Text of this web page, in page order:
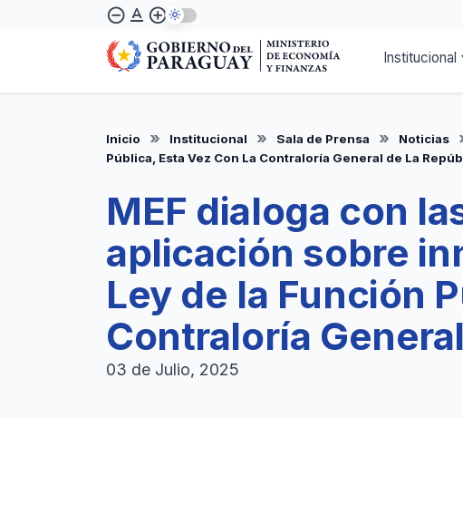
remove_circle_outline text_format add_circle_outline
Institucional
Inicio Institucional Sala de Prensa Noticias
Pública, Esta Vez Con La Contraloría General de La
MEF dialoga con
aplicación sobre
Ley de la Función
Contraloría
03 de Julio, 2025